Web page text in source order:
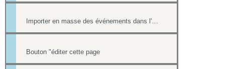
Bouton "éditer cette page